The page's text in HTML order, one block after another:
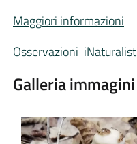
Maggiori informazioni
Osservazioni iNaturalist
Galleria immagini